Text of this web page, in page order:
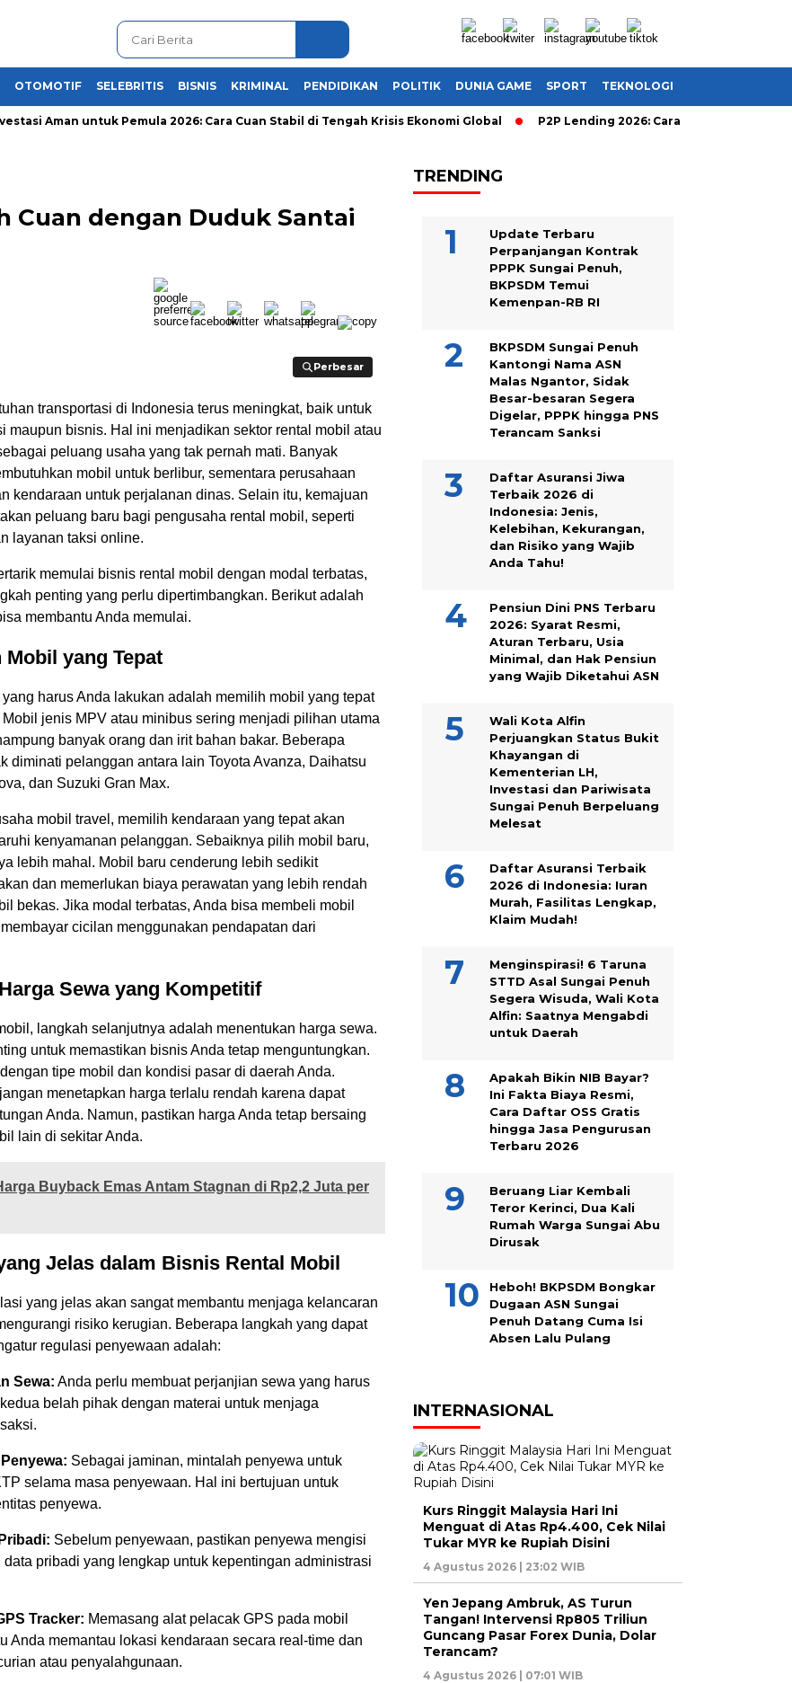
OTOMOTIF SELEBRITIS BISNIS KRIMINAL PENDIDIKAN POLITIK DUNIA GAME SPORT TEKNOLOGI
Aman untuk Pemula 2026: Cara Cuan Stabil di Tengah Krisis Ekonomi Global P2P Lending 2026: Cara Cerdas
Cuan dengan Duduk Santai
Perbesar
Perbesar
transportasi di Indonesia terus meningkat, baik untuk
maupun bisnis. Hal ini menjadikan sektor rental mobil atau
peluang usaha yang tak pernah mati. Banyak
mobil untuk berlibur, sementara perusahaan
kendaraan untuk perjalanan dinas. Selain itu, kemajuan
peluang baru bagi pengusaha rental mobil, seperti
layanan taksi online.
memulai bisnis rental mobil dengan modal terbatas,
penting yang perlu dipertimbangkan. Berikut adalah
membantu Anda memulai.
yang Tepat
yang harus Anda lakukan adalah memilih mobil yang tepat
jenis MPV atau minibus sering menjadi pilihan utama
banyak orang dan irit bahan bakar. Beberapa
diminati pelanggan antara lain Toyota Avanza, Daihatsu
dan Suzuki Gran Max.
mobil travel, memilih kendaraan yang tepat akan
kenyamanan pelanggan. Sebaiknya pilih mobil baru,
lebih mahal. Mobil baru cenderung lebih sedikit
dan memerlukan biaya perawatan yang lebih rendah
bekas. Jika modal terbatas, Anda bisa membeli mobil
cicilan menggunakan pendapatan dari
Sewa yang Kompetitif
langkah selanjutnya adalah menentukan harga sewa.
untuk memastikan bisnis Anda tetap menguntungkan.
tipe mobil dan kondisi pasar di daerah Anda.
menetapkan harga terlalu rendah karena dapat
Anda. Namun, pastikan harga Anda tetap bersaing
lain di sekitar Anda.
Buyback Emas Antam Stagnan di Rp2,2 Juta per
Jelas dalam Bisnis Rental Mobil
yang jelas akan sangat membantu menjaga kelancaran
risiko kerugian. Beberapa langkah yang dapat
regulasi penyewaan adalah:
Sewa: Anda perlu membuat perjanjian sewa yang harus
belah pihak dengan materai untuk menjaga
Sebagai jaminan, mintalah penyewa untuk
selama masa penyewaan. Hal ini bertujuan untuk
penyewa.
Sebelum penyewaan, pastikan penyewa mengisi
data pribadi yang lengkap untuk kepentingan administrasi
Tracker: Memasang alat pelacak GPS pada mobil
Anda memantau lokasi kendaraan secara real-time dan
atau penyalahgunaan.
TRENDING
Update Terbaru
Perpanjangan Kontrak
PPPK Sungai Penuh,
BKPSDM Temui
Kemenpan-RB RI
BKPSDM Sungai Penuh
Kantongi Nama ASN
Malas Ngantor, Sidak
Besar-besaran Segera
Digelar, PPPK hingga PNS
Terancam Sanksi
Daftar Asuransi Jiwa
Terbaik 2026 di
Indonesia: Jenis,
Kelebihan, Kekurangan,
dan Risiko yang Wajib
Anda Tahu!
Pensiun Dini PNS Terbaru
2026: Syarat Resmi,
Aturan Terbaru, Usia
Minimal, dan Hak Pensiun
yang Wajib Diketahui ASN
Wali Kota Alfin
Perjuangkan Status Bukit
Khayangan di
Kementerian LH,
Investasi dan Pariwisata
Sungai Penuh Berpeluang
Melesat
Daftar Asuransi Terbaik
2026 di Indonesia: Iuran
Murah, Fasilitas Lengkap,
Klaim Mudah!
Menginspirasi! 6 Taruna
STTD Asal Sungai Penuh
Segera Wisuda, Wali Kota
Alfin: Saatnya Mengabdi
untuk Daerah
Apakah Bikin NIB Bayar?
Ini Fakta Biaya Resmi,
Cara Daftar OSS Gratis
hingga Jasa Pengurusan
Terbaru 2026
Beruang Liar Kembali
Teror Kerinci, Dua Kali
Rumah Warga Sungai Abu
Dirusak
Heboh! BKPSDM Bongkar
Dugaan ASN Sungai
Penuh Datang Cuma Isi
Absen Lalu Pulang
INTERNASIONAL
Kurs Ringgit Malaysia Hari Ini
Menguat di Atas Rp4.400, Cek Nilai
Tukar MYR ke Rupiah Disini
4 Agustus 2026 | 23:02 WIB
Yen Jepang Ambruk, AS Turun
Tangan! Intervensi Rp805 Triliun
Guncang Pasar Forex Dunia, Dolar
Terancam?
4 Agustus 2026 | 07:01 WIB